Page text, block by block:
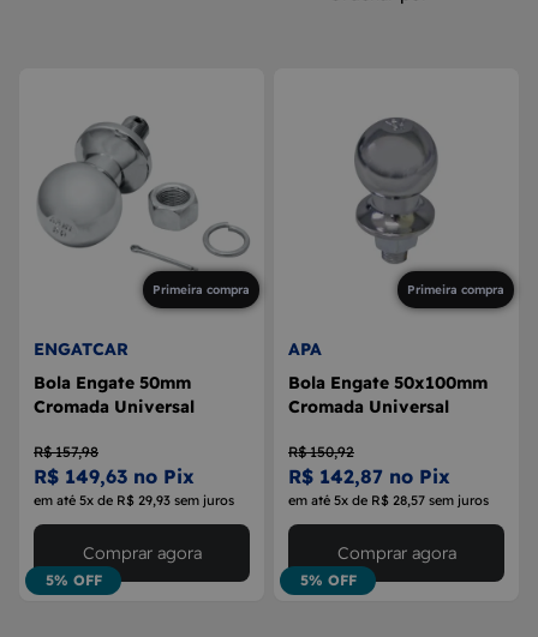
Primeira compra
ENGATCAR
Bola Engate 50mm
Cromada Universal
R$ 157,98
R$ 149,63 no Pix
em até 5x de R$ 29,93 sem juros
5% OFF
Comprar agora
Primeira compra
APA
Bola Engate 50x100mm
Cromada Universal
R$ 150,92
R$ 142,87 no Pix
em até 5x de R$ 28,57 sem juros
5% OFF
Comprar agora